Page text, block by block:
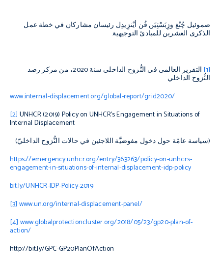
صموئيل چُنْغ وزِبَسْتِيَن فُن أيْنزِيدِل رئيسان مشاركان في خطة عمل
الذكرى العشرين للمبادئ التوجيهية.
[1] التقرير العالمي في النُّزوح الداخلي سنة 2020، من مركز رصد
النُّزوح الداخلي
www.internal-displacement.org/global-report/grid2020/
[2] UNHCR (2019) Policy on UNHCR’s Engagement in Situations of
Internal Displacement
(سياسة عامّة حول دخول مفوضيَّة اللاجئين في حالات النُّزوح الداخليّ)
https://emergency.unhcr.org/entry/363263/policy-on-unhcrs-
engagement-in-situations-of-internal-displacement-idp-policy
bit.ly/UNHCR-IDP-Policy-2019
[3] www.un.org/internal-displacement-panel/
[4] www.globalprotectioncluster.org/2018/05/23/gp20-plan-of-
action/
http://bit.ly/GPC-GP20PlanOfAction